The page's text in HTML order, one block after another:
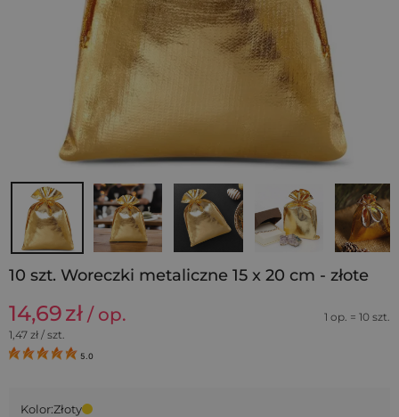
10 szt. Woreczki metaliczne 15 x 20 cm - złote
14,69zł / op.
1 op. = 10 szt.
1,47 zł / szt.
5.0
Kolor:Złoty